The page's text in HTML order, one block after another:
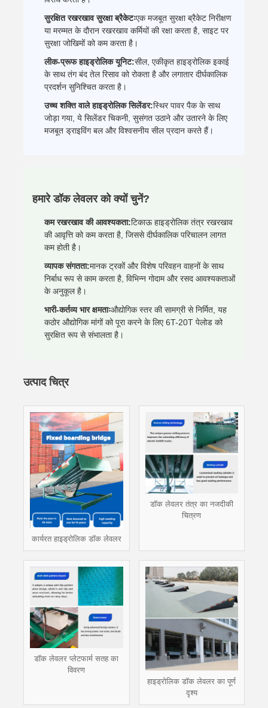
सुरक्षित रखरखाव सुरक्षा ब्रैकेटःएक मजबूत सुरक्षा ब्रैकेट निरीक्षण
या मरम्मत के दौरान रखरखाव कर्मियों की रक्षा करता है, साइट पर
सुरक्षा जोखिमों को कम करता है।
लीक-प्रूफ हाइड्रोलिक यूनिट:सील, एकीकृत हाइड्रोलिक इकाई
के साथ तंग बंद तेल रिसाव को रोकता है और लगातार दीर्घकालिक
प्रदर्शन सुनिश्चित करता है।
उच्च शक्ति वाले हाइड्रोलिक सिलेंडर:स्थिर पावर पैक के साथ
जोड़ा गया, ये सिलेंडर चिकनी, सुसंगत उठाने और उतारने के लिए
मजबूत ड्राइविंग बल और विश्वसनीय सील प्रदान करते हैं।
हमारे डॉक लेवलर को क्यों चुनें?
कम रखरखाव की आवश्यकता:टिकाऊ हाइड्रोलिक तंत्र रखरखाव
की आवृत्ति को कम करता है, जिससे दीर्घकालिक परिचालन लागत
कम होती है।
व्यापक संगतता:मानक ट्रकों और विशेष परिवहन वाहनों के साथ
निर्बाध रूप से काम करता है, विभिन्न गोदाम और रसद आवश्यकताओं
के अनुकूल है।
भारी-कर्तव्य भार क्षमताःऔद्योगिक स्तर की सामग्री से निर्मित, यह
कठोर औद्योगिक मांगों को पूरा करने के लिए 6T-20T पेलोड को
सुरक्षित रूप से संभालता है।
उत्पाद चित्र
कार्यरत हाइड्रोलिक डॉक लेवलर
डॉक लेवलर तंत्र का नजदीकी
चित्रण
डॉक लेवलर प्लेटफार्म सतह का
विवरण
हाइड्रोलिक डॉक लेवलर का पूर्ण
दृश्य